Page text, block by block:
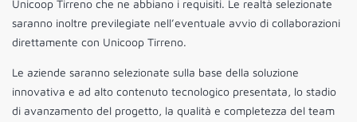
Unicoop Tirreno che ne abbiano i requisiti. Le realtà selezionate
saranno inoltre previlegiate nell’eventuale avvio di collaborazioni
direttamente con Unicoop Tirreno.
Le aziende saranno selezionate sulla base della soluzione
innovativa e ad alto contenuto tecnologico presentata, lo stadio
di avanzamento del progetto, la qualità e completezza del team